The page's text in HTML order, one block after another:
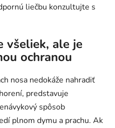
liečbu konzultujte s
všeliek, ale je
ochranou
nosa nedokáže nahradiť
predstavuje
spôsob
plnom dymu a prachu. Ak